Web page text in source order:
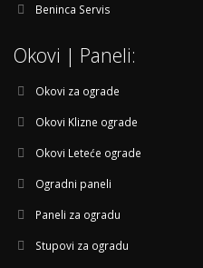
Beninca Servis
Okovi | Paneli:
Okovi za ograde
Okovi Klizne ograde
Okovi Leteće ograde
Ogradni paneli
Paneli za ogradu
Stupovi za ogradu